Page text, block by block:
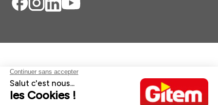
Aides et informations
Services